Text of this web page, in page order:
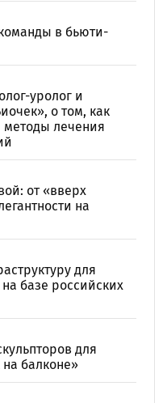
в бьюти-
уролог и
о том, как
методы лечения
от «вверх
на
для
базе российских
для
балконе»